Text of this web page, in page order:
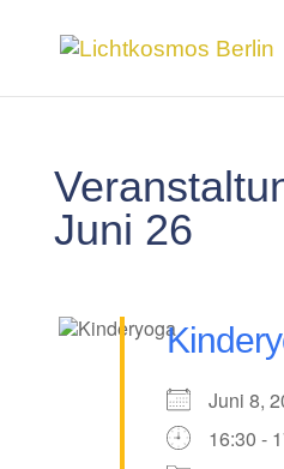
Juni 26
Juni 8,
16:30 -